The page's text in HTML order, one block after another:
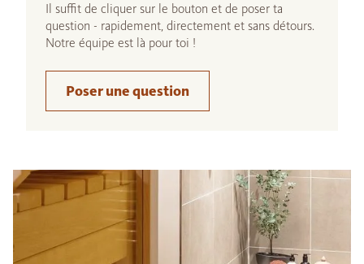
Il suffit de cliquer sur le bouton et de poser ta
question - rapidement, directement et sans détours.
Notre équipe est là pour toi !
Poser une question